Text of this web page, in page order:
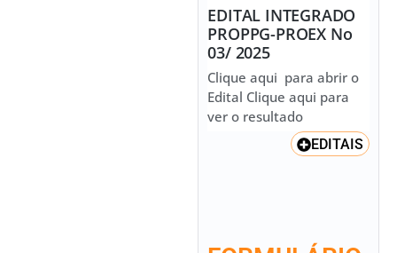
EDITAL INTEGRADO
PROPPG-PROEX No
03/ 2025
Clique aqui para abrir o
Edital Clique aqui para
ver o resultado
EDITAIS